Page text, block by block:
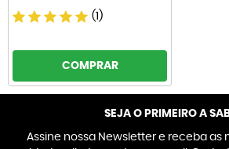
(1)
COMPRAR
SEJA O PRIMEIRO A
Assine nossa Newsletter e receba as